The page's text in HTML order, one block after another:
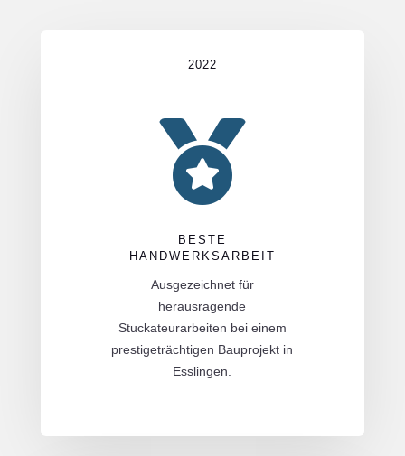
2022

BESTE
HANDWERKSARBEIT
Ausgezeichnet für
herausragende
Stuckateurarbeiten bei einem
prestigeträchtigen Bauprojekt in
Esslingen.